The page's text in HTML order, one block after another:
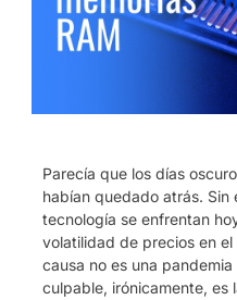
Parecía que los días
habían quedado atrás.
tecnología se enfrentan
volatilidad de precios en
causa no es una
culpable, irónicamente, es